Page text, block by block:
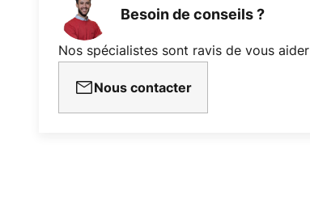
Besoin de conseils ?
Nos spécialistes sont ravis de vous aider
Nous contacter